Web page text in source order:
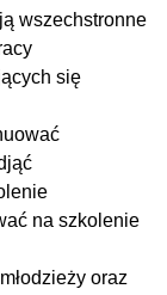
wszechstronne
się
na szkolenie
oraz